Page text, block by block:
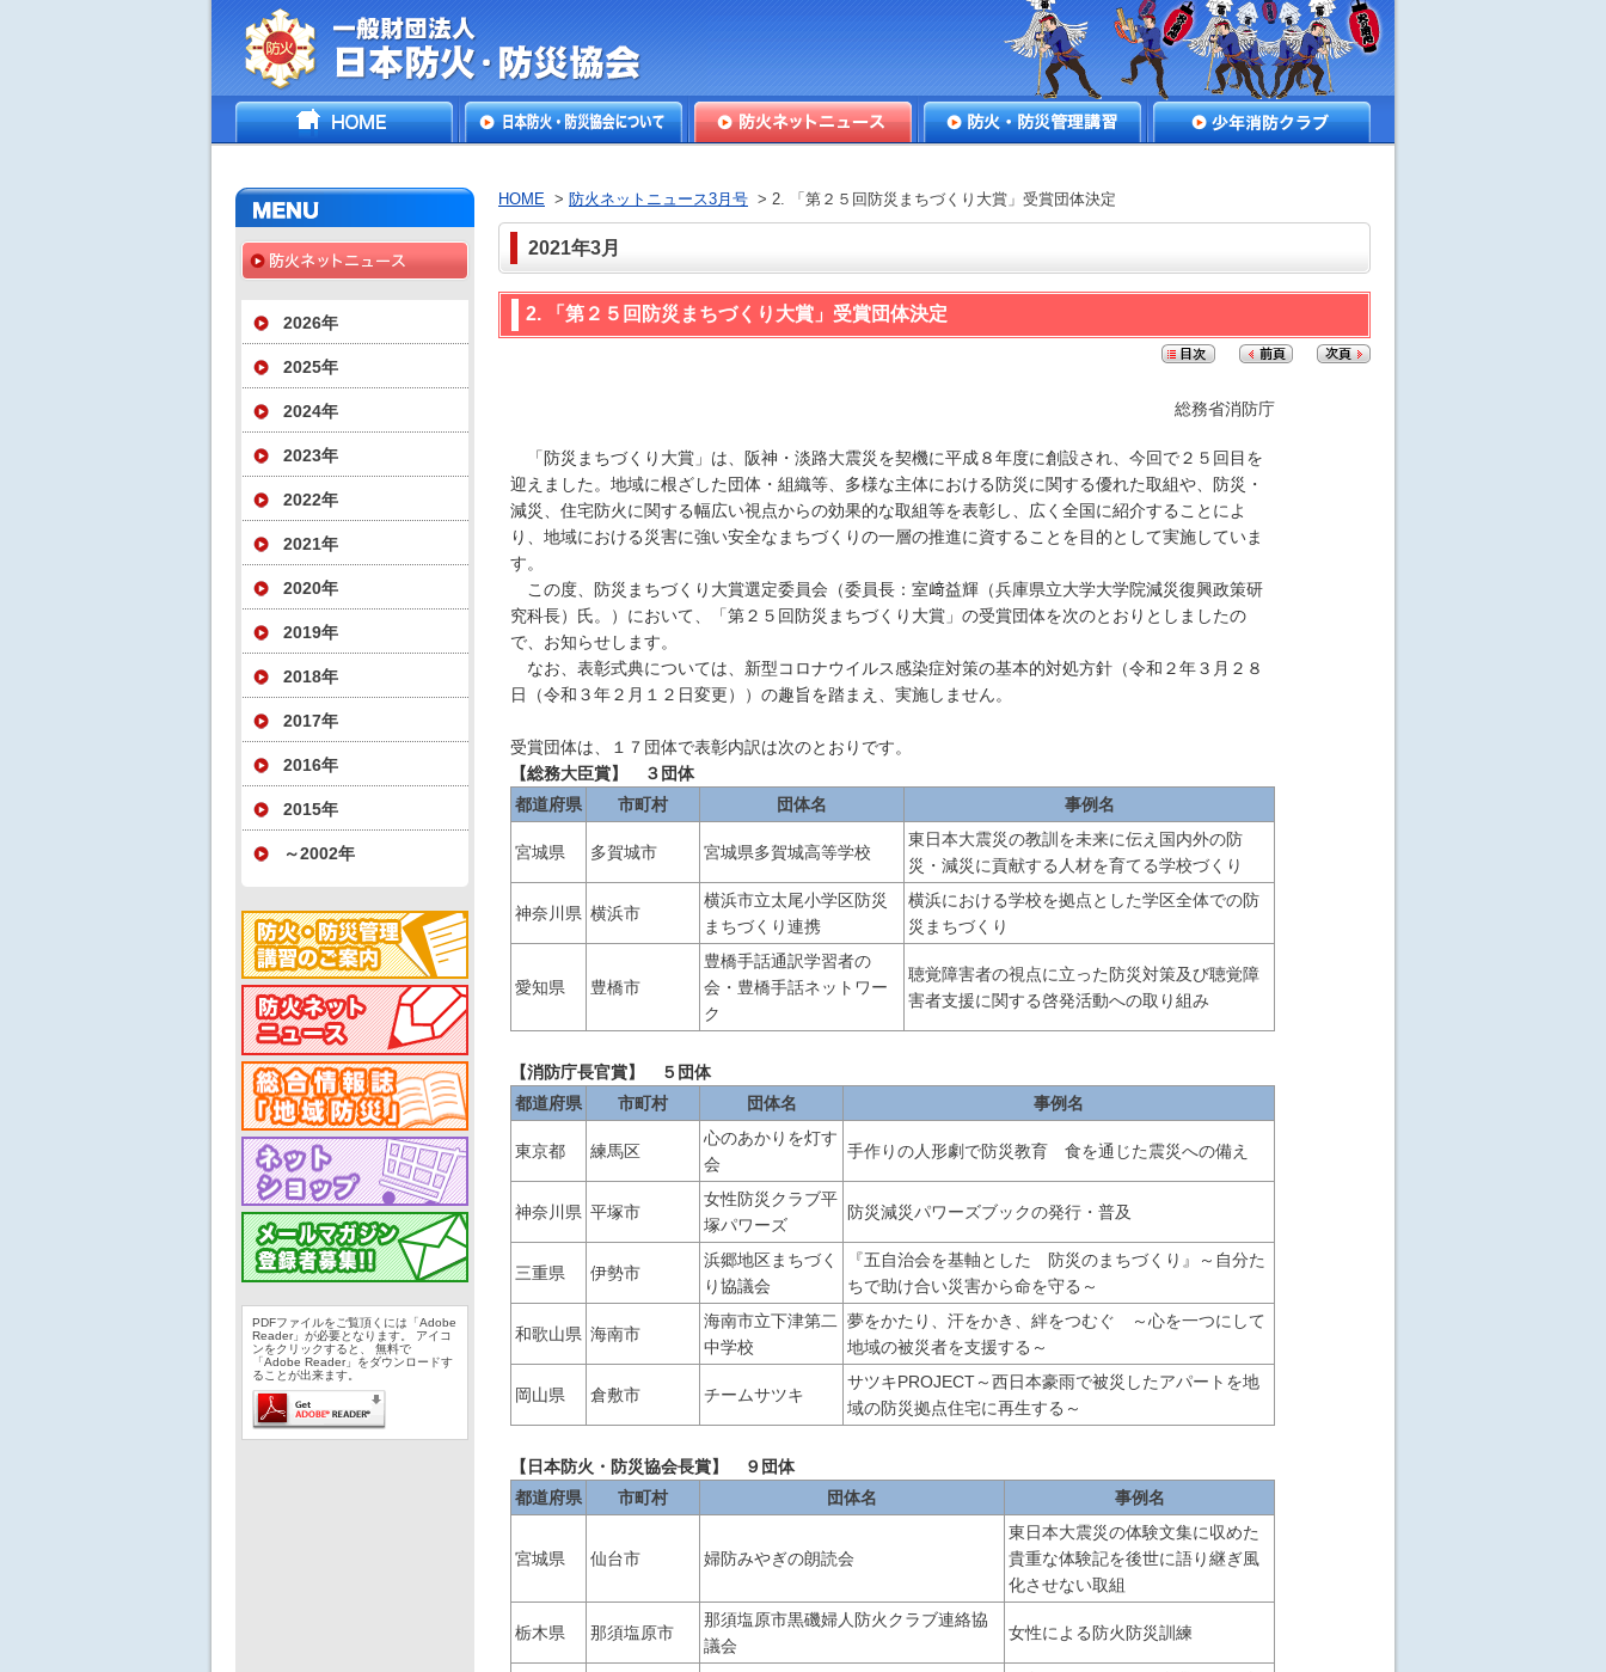
一般財団法人日本防火・防
HOME
2026年
2025年
2024年
2023年
2022年
2021年
2020年
2019年
2018年
2017年
2016年
2015年
～2002年
PDFファイルをご覧頂くには「Adobe
Reader」が必要となります。 アイコ
ンをクリックすると、 無料で
「Adobe Reader」をダウンロードす
ることが出来ます。
HOME > 防火ネットニュース3月号 > 2. 「第２５回防災まちづくり大賞」受賞団体決定
2021年3月
2. 「第２５回防災まちづくり大賞」受賞団体決定
総務省消防庁
「防災まちづくり大賞」は、阪神・淡路大震災を契機に平成８年度に創設され、今回で２５回目を
迎えました。地域に根ざした団体・組織等、多様な主体における防災に関する優れた取組や、防災・
減災、住宅防火に関する幅広い視点からの効果的な取組等を表彰し、広く全国に紹介することによ
り、地域における災害に強い安全なまちづくりの一層の推進に資することを目的として実施していま
す。
この度、防災まちづくり大賞選定委員会（委員長：室﨑益輝（兵庫県立大学大学院減災復興政策研
究科長）氏。）において、「第２５回防災まちづくり大賞」の受賞団体を次のとおりとしましたの
で、お知らせします。
なお、表彰式典については、新型コロナウイルス感染症対策の基本的対処方針（令和２年３月２８
日（令和３年２月１２日変更））の趣旨を踏まえ、実施しません。
受賞団体は、１７団体で表彰内訳は次のとおりです。
【総務大臣賞】 ３団体
都道府県
市町村 団体名 事例名
宮城県 多賀城市 宮城県多賀城高等学校
東日本大震災の教訓を未来に伝え国内外の防
災・減災に貢献する人材を育てる学校づくり
神奈川県 横浜市
横浜市立太尾小学区防災
まちづくり連携
横浜における学校を拠点とした学区全体での防
災まちづくり
愛知県 豊橋市
豊橋手話通訳学習者の
会・豊橋手話ネットワー
ク
聴覚障害者の視点に立った防災対策及び聴覚障
害者支援に関する啓発活動への取り組み
【消防庁長官賞】 ５団体
都道府県
市町村 団体名 事例名
東京都 練馬区
心のあかりを灯す
会
手作りの人形劇で防災教育 食を通じた震災への備え
神奈川県 平塚市
女性防災クラブ平
塚パワーズ
防災減災パワーズブックの発行・普及
三重県 伊勢市
浜郷地区まちづく
り協議会
『五自治会を基軸とした 防災のまちづくり』～自分た
ちで助け合い災害から命を守る～
和歌山県 海南市
海南市立下津第二
中学校
夢をかたり、汗をかき、絆をつむぐ ～心を一つにして
地域の被災者を支援する～
岡山県 倉敷市 チームサツキ
サツキPROJECT～西日本豪雨で被災したアパートを地
域の防災拠点住宅に再生する～
【日本防火・防災協会長賞】 ９団体
都道府県
市町村 団体名 事例名
宮城県 仙台市 婦防みやぎの朗読会
東日本大震災の体験文集に収めた
貴重な体験記を後世に語り継ぎ風
化させない取組
栃木県 那須塩原市
那須塩原市黒磯婦人防火クラブ連絡協
議会
女性による防火防災訓練